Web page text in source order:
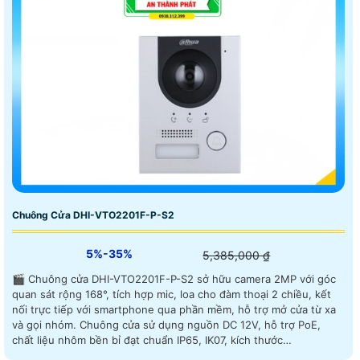
Độ phân giải 2.0Megapixel cảm biến CMOS Thiết kế mới nhỏ gọn,
Camera DH HAC HFW1200CMP A S5
VNĐ2M HDCVI Bullet Camera, Tích hợp Mic ghi âm chuẩn chống
Camera Dahua HDW1500TMQP A S2
5MP HDCVI Starlight IR Eyeball Camera,Tích hợp Mic ghi âm
Camera Dahua HFW1200DP S5
VNĐĐộ phân giải 2Megapixel Tầm xa hồng ngoại 80m chuẩn kháng
IP67, vỏ kim loại
Chuông Cửa DHI-VTO2201F-P-S2
5%-35% 5,385,000 ₫
🎬 Chuông cửa DHI-VTO2201F-P-S2 sở hữu camera 2MP với góc
quan sát rộng 168°, tích hợp mic, loa cho đàm thoại 2 chiều, kết
nối trực tiếp với smartphone qua phần mềm, hỗ trợ mở cửa từ xa
và gọi nhóm. Chuông cửa sử dụng nguồn DC 12V, hỗ trợ PoE,
chất liệu nhôm bền bỉ đạt chuẩn IP65, IK07, kích thước